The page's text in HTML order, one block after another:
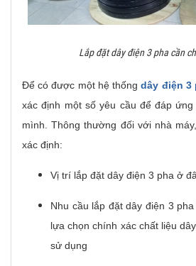
Lắp đặt dây điện 3 pha cần
Để có được một hệ thốngdây điện 3
xác định một số yêu cầu để đáp
mình. Thông thường đối với nhà
xác định:
Vị trí lắp đặt dây điện 3 pha ở
Nhu cầu lắp đặt dây điện 3
lựa chọn chính xác chất liệu
sử dụng